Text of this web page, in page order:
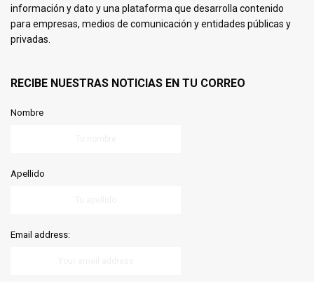
información y dato y una plataforma que desarrolla contenido
para empresas, medios de comunicación y entidades públicas y
privadas.
RECIBE NUESTRAS NOTICIAS EN TU CORREO
Nombre
Apellido
Email address: